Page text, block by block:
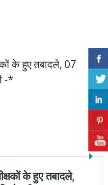
के हुए तबादले, 07
-*